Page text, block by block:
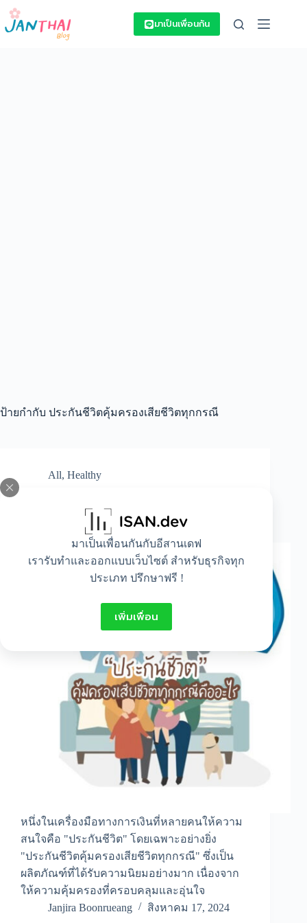
Skip
content
มาเป็นเพื่อนกันกับอีสานเดฟ
เรารับทำและออกแบบเว็บไซต์ สำหรับธุรกิจทุก
ประเภท ปรึกษาฟรี !
เพิ่มเพื่อน
มาเป็นเพื่อนกัน
ป้ายกำกับ ประกันชีวิตคุ้มครองเสียชีวิตทุกกรณี
All, Healthy
ประกันชีวิตคุ้มครองเสียชีวิตทุกกรณีคืออะไร
หนึ่งในเครื่องมือทางการเงินที่หลายคนให้ความ
สนใจคือ "ประกันชีวิต" โดยเฉพาะอย่างยิ่ง
"ประกันชีวิตคุ้มครองเสียชีวิตทุกกรณี" ซึ่งเป็น
ผลิตภัณฑ์ที่ได้รับความนิยมอย่างมาก เนื่องจาก
ให้ความคุ้มครองที่ครอบคลุมและอุ่นใจ
Janjira Boonrueang
สิงหาคม 17, 2024